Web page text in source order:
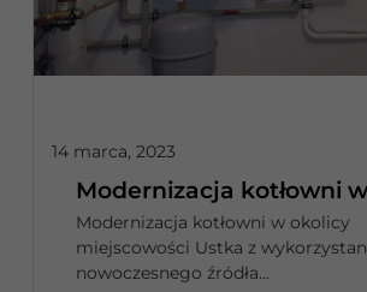
Modernizacja kotłowni
Modernizacja kotłowni w okolicy
miejscowości Ustka z
nowoczesnego źródła...
14 marca, 2023